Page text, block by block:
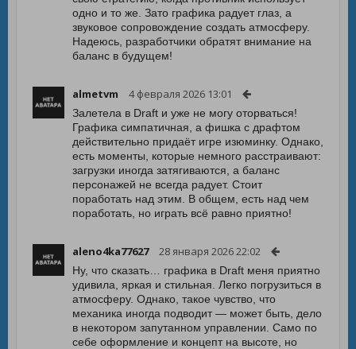
одно и то же. Зато графика радует глаз, а
звуковое сопровождение создать атмосферу.
Надеюсь, разработчики обратят внимание на
баланс в будущем!
almetvm 4 февраля 2026 13:01
Залетела в Draft и уже не могу оторваться!
Графика симпатичная, а фишка с драфтом
действительно придаёт игре изюминку. Однако,
есть моменты, которые немного расстраивают:
загрузки иногда затягиваются, а баланс
персонажей не всегда радует. Стоит
поработать над этим. В общем, есть над чем
поработать, но играть всё равно приятно!
aleno4ka77627 28 января 2026 22:02
Ну, что сказать… графика в Draft меня приятно
удивила, яркая и стильная. Легко погрузиться в
атмосферу. Однако, такое чувство, что
механика иногда подводит — может быть, дело
в некотором запутанном управлении. Само по
себе оформление и концепт на высоте, но